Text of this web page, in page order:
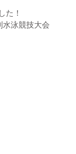
た！
泳競技大会